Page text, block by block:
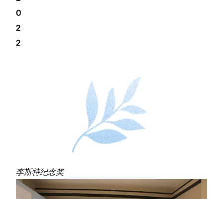
0
2
2
李斯特纪念奖